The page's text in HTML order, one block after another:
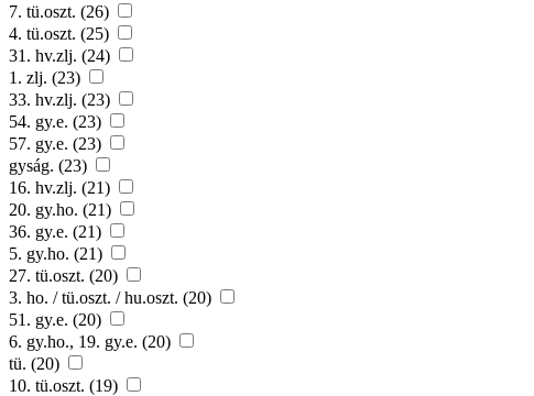
7. tü.oszt. (26)
4. tü.oszt. (25)
31. hv.zlj. (24)
1. zlj. (23)
33. hv.zlj. (23)
54. gy.e. (23)
57. gy.e. (23)
gyság. (23)
16. hv.zlj. (21)
20. gy.ho. (21)
36. gy.e. (21)
5. gy.ho. (21)
27. tü.oszt. (20)
3. ho. / tü.oszt. / hu.oszt. (20)
51. gy.e. (20)
6. gy.ho., 19. gy.e. (20)
tü. (20)
10. tü.oszt. (19)